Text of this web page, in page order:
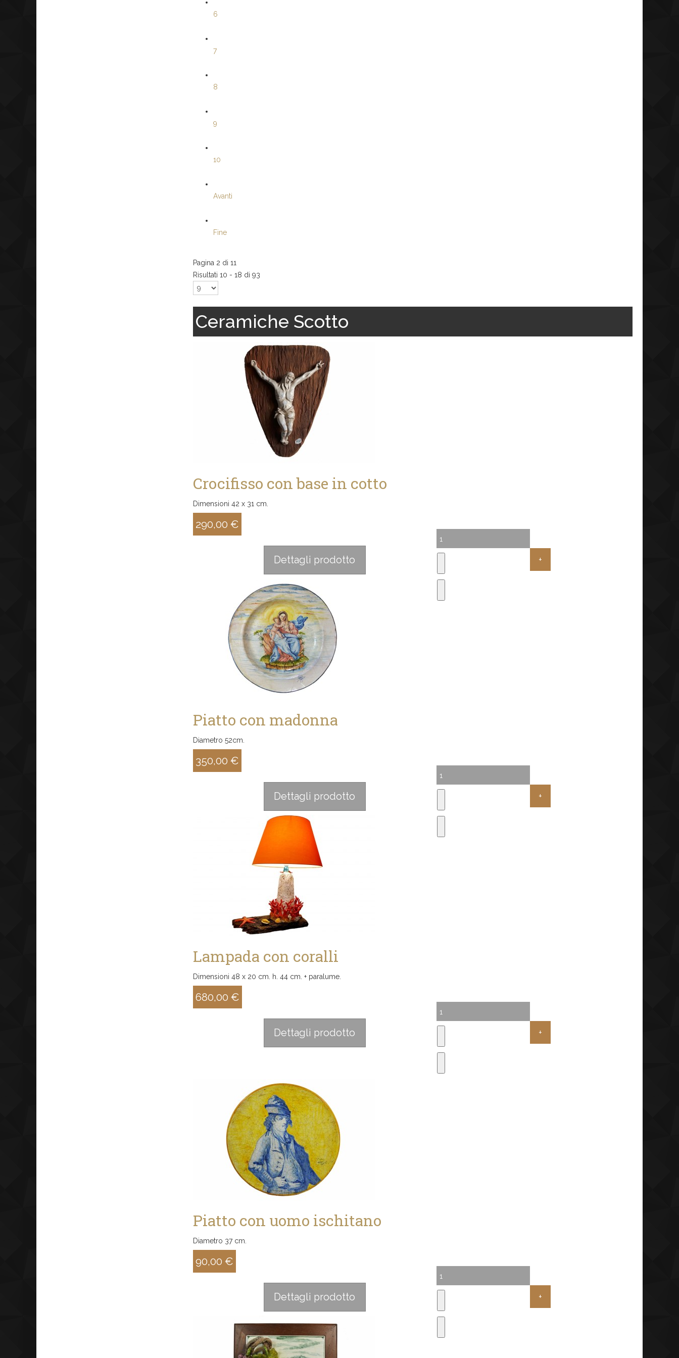
6
7
8
9
10
Avanti
Fine
Pagina 2 di 11
Risultati 10 - 18 di 93
Ceramiche Scotto
Crocifisso con base in cotto
Dimensioni 42 x 31 cm.
290,00 €
Dettagli prodotto
Piatto con madonna
Diametro 52cm.
350,00 €
Dettagli prodotto
Lampada con coralli
Dimensioni 48 x 20 cm. h. 44 cm. + paralume.
680,00 €
Dettagli prodotto
Piatto con uomo ischitano
Diametro 37 cm.
90,00 €
Dettagli prodotto